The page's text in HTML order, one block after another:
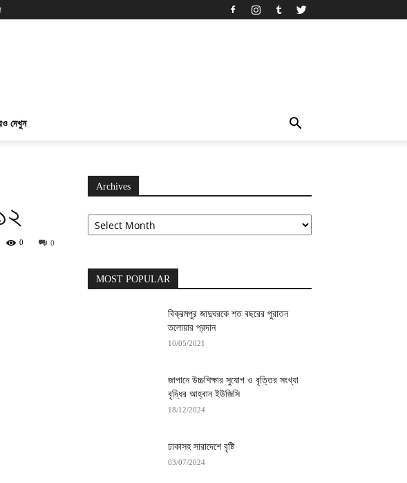
দেখুন
0
0
Archives
Archives
MOST POPULAR
বিক্রমপুর জাদুঘরকে শত বছরের পুরাতন
তলোয়ার প্রদান
10/05/2021
জাপানে উচ্চশিক্ষার সুযোগ ও বৃত্তির সংখ্যা
বৃদ্ধির আহ্বান ইউজিসি
18/12/2024
ঢাকাসহ সারাদেশে বৃষ্টি
03/07/2024